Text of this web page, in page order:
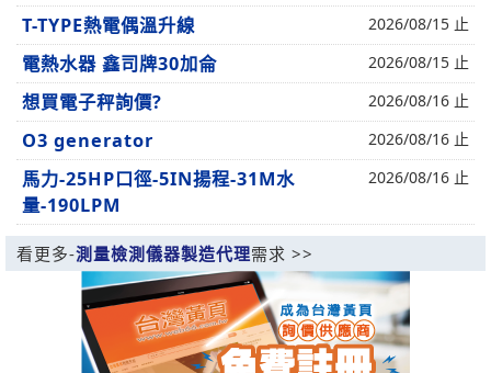
T-TYPE熱電偶溫升線 2026/08/15 止
電熱水器 鑫司牌30加侖 2026/08/15 止
想買電子秤詢價? 2026/08/16 止
O3 generator 2026/08/16 止
馬力-25HP口徑-5IN揚程-31M水
量-190LPM
2026/08/16 止
看更多-測量檢測儀器製造代理需求 >>